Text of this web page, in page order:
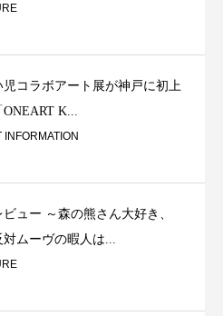
児コラボアート展が神戸に初上
K...
INFORMATION
ュー ～森の熊さん大好き、
ムーヴの暇人は...